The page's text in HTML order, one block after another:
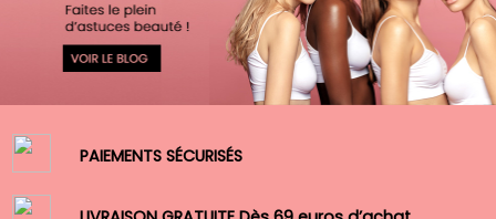
PAIEMENTS SÉCURISÉS